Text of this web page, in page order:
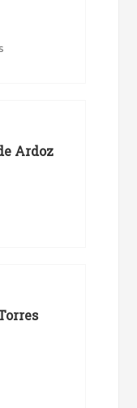
Ardoz